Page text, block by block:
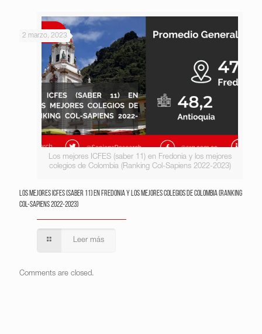
Los mejores ICFES (saber 11) en Fredonia y los mejores
colegios de Colombia (Ranking Col-Sapiens 2022-2023)
2 marzo, 2023
Los mejores ICFES (saber 11) en Fredonia y los mejores colegios de Colombia (Ranking
Col-Sapiens 2022-2023)
Leer más
Comments are closed.